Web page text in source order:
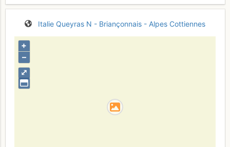
Italie Queyras N - Briançonnais - Alpes Cottiennes
⤢
+
–